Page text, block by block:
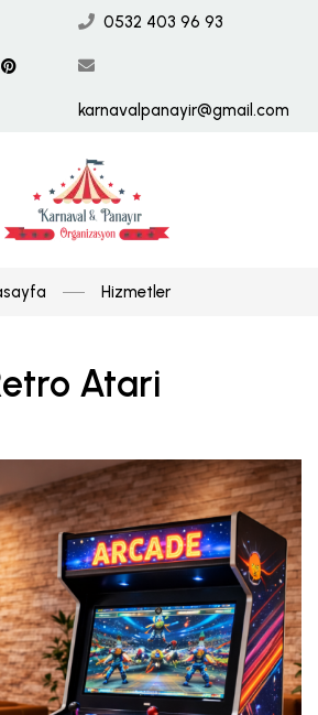
0532 403 96 93
karnavalpanayir@gmail.com
Hizmetler
Atari